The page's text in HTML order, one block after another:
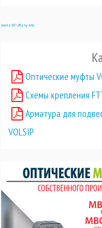
Joomla SEF URLs by Artio
Оптические муфты
Схемы крепления
Арматура для
VOLSIP